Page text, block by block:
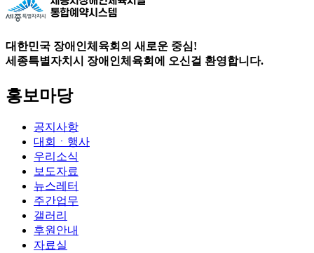
대한민국 장애인체육회의 새로운 중심!
세종특별자치시 장애인체육회에 오신걸 환영합니다.
홍보마당
공지사항
대회ㆍ행사
우리소식
보도자료
뉴스레터
주간업무
갤러리
후원안내
자료실